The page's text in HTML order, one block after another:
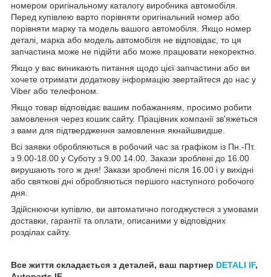
номером оригінальному каталогу виробника автомобіля.
Перед купівлею варто порівняти оригінальний номер або
порівняти марку та модель вашого автомобіля. Якщо номер
деталі, марка або модель автомобіля не відповідає, то ця
запчастина може не підійти або може працювати некоректно.
Якщо у вас виникають питання щодо цієї запчастини або ви
хочете отримати додаткову інформацію звертайтеся до нас у
Viber або телефоном.
Якщо товар відповідає вашим побажанням, просимо робити
замовлення через кошик сайту. Працівник компанії зв'яжеться
з вами для підтвердження замовлення якнайшвидше.
Всі заявки обробляються в робочий час за графіком із Пн.-Пт.
з 9.00-18.00 у Суботу з 9.00 14.00. Закази зроблені до 16.00
вирушають того ж дня! Закази зроблені після 16.00 і у вихідні
або святкові дні обробляються першого наступного робочого
дня.
Здійснюючи купівлю, ви автоматично погоджуєтеся з умовами
доставки, гарантії та оплати, описаними у відповідних
розділах сайту.
Все життя складається з деталей, ваш партнер DETALI IF,